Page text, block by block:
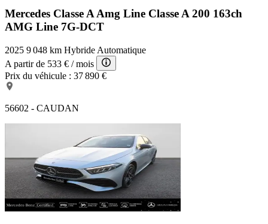
Mercedes Classe A Amg Line Classe A 200 163ch
AMG Line 7G-DCT
2025 9 048 km Hybride Automatique
A partir de 533 € / mois
Prix du véhicule : 37 890 €
56602 - CAUDAN